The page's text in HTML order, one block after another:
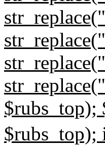
$rubs_top);